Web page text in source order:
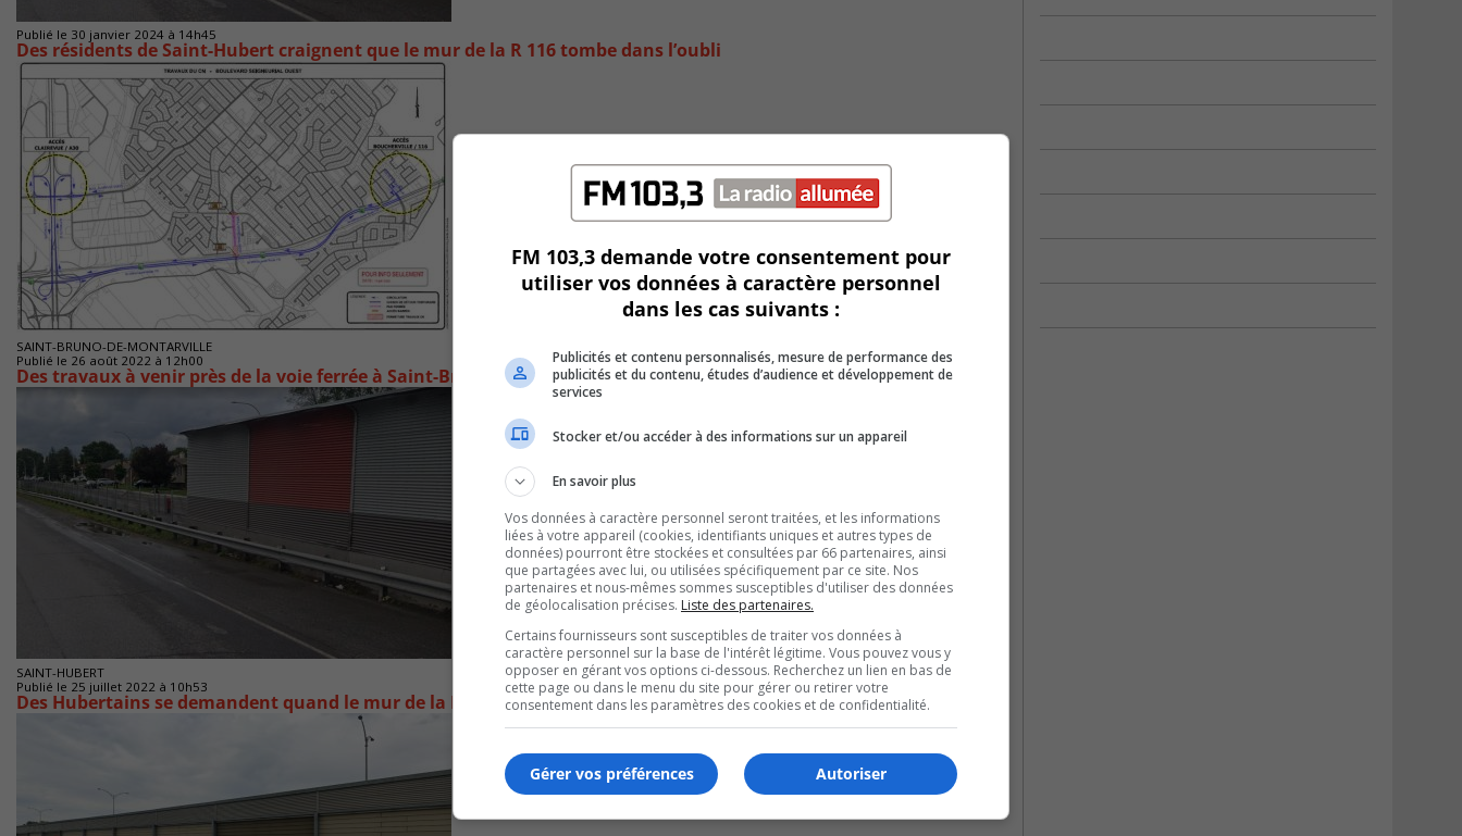
Publié le 30 janvier 2024 à 14h45
Des résidents de Saint-Hubert craignent que le mur de la R 116 tombe dans l’oubli
SAINT-BRUNO-DE-MONTARVILLE
Publié le 26 août 2022 à 12h00
Des travaux à venir près de la voie ferrée à Saint-Bruno
SAINT-HUBERT
Publié le 25 juillet 2022 à 10h53
Des Hubertains se demandent quand le mur de la R116 sera construit
FM 103,3 demande votre consentement pour
utiliser vos données à caractère personnel
dans les cas suivants :
Publicités et contenu personnalisés, mesure de performance des
publicités et du contenu, études d’audience et développement de
services
Stocker et/ou accéder à des informations sur un appareil
En savoir plus
Vos données à caractère personnel seront traitées, et les informations
liées à votre appareil (cookies, identifiants uniques et autres types de
données) pourront être stockées et consultées par 66 partenaires, ainsi
que partagées avec lui, ou utilisées spécifiquement par ce site. Nos
partenaires et nous-mêmes sommes susceptibles d'utiliser des données
de géolocalisation précises. Liste des partenaires.
Certains fournisseurs sont susceptibles de traiter vos données à
caractère personnel sur la base de l'intérêt légitime. Vous pouvez vous y
opposer en gérant vos options ci-dessous. Recherchez un lien en bas de
cette page ou dans le menu du site pour gérer ou retirer votre
consentement dans les paramètres des cookies et de confidentialité.
Autoriser
Gérer vos préférences